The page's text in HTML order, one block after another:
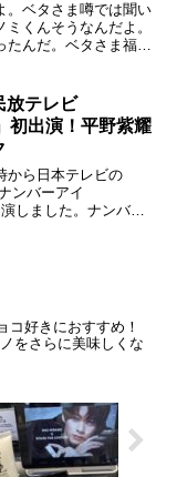
。ベタさま噂では聞い
くんそうなんだよ。
たんだ。ベタさま福袋
放テレビ
初出演！平野紫耀
から日本テレビの
ンバーアイ
演しました。ナンバー
コ好きにおすすめ！
をさらに美味しくな